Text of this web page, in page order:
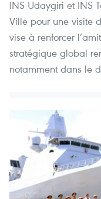
INS Udaygiri et INS
Ville pour une visite
vise à renforcer
stratégique global
notamment dans le